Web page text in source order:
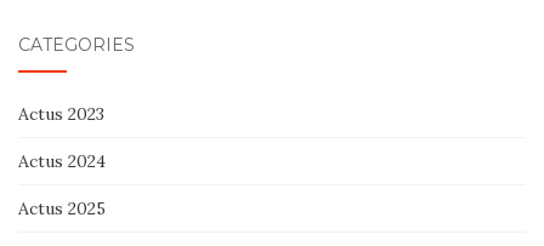
CATÉGORIES
Actus 2023
Actus 2024
Actus 2025